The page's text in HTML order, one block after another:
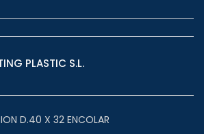
PLASTIC S.L.
D.40 X 32 ENCOLAR